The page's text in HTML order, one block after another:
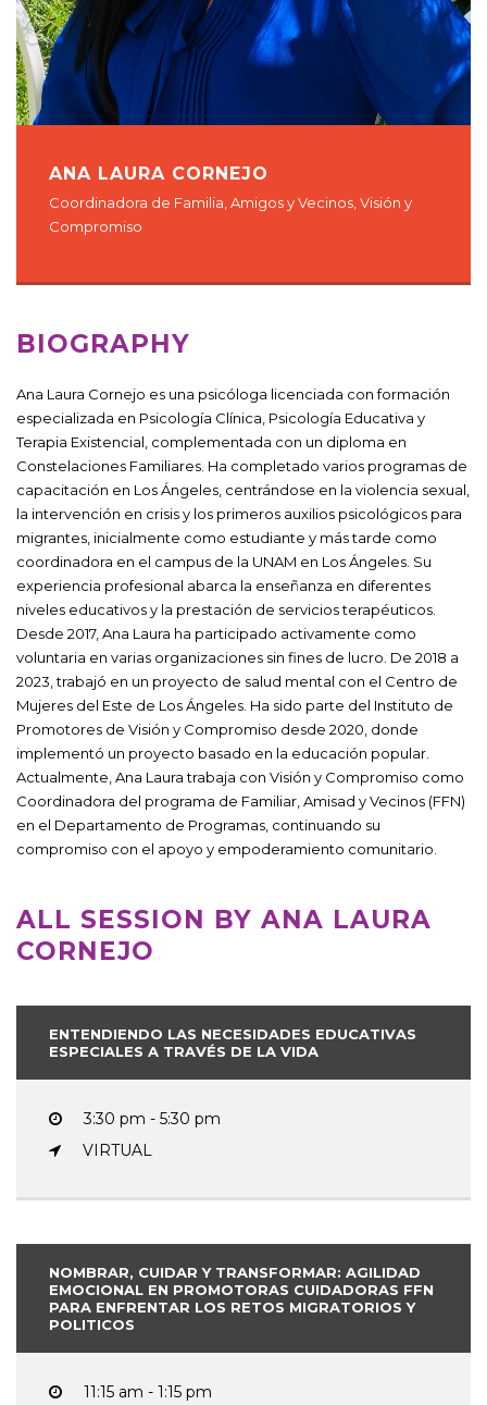
ANA LAURA CORNEJO
Coordinadora de Familia, Amigos y Vecinos, Visión y
Compromiso
BIOGRAPHY
Ana Laura Cornejo es una psicóloga licenciada con formación
especializada en Psicología Clínica, Psicología Educativa y
Terapia Existencial, complementada con un diploma en
Constelaciones Familiares. Ha completado varios programas de
capacitación en Los Ángeles, centrándose en la violencia sexual,
la intervención en crisis y los primeros auxilios psicológicos para
migrantes, inicialmente como estudiante y más tarde como
coordinadora en el campus de la UNAM en Los Ángeles. Su
experiencia profesional abarca la enseñanza en diferentes
niveles educativos y la prestación de servicios terapéuticos.
Desde 2017, Ana Laura ha participado activamente como
voluntaria en varias organizaciones sin fines de lucro. De 2018 a
2023, trabajó en un proyecto de salud mental con el Centro de
Mujeres del Este de Los Ángeles. Ha sido parte del Instituto de
Promotores de Visión y Compromiso desde 2020, donde
implementó un proyecto basado en la educación popular.
Actualmente, Ana Laura trabaja con Visión y Compromiso como
Coordinadora del programa de Familiar, Amisad y Vecinos (FFN)
en el Departamento de Programas, continuando su
compromiso con el apoyo y empoderamiento comunitario.
ALL SESSION BY ANA LAURA
CORNEJO
ENTENDIENDO LAS NECESIDADES EDUCATIVAS
ESPECIALES A TRAVÉS DE LA VIDA
3:30 pm - 5:30 pm
VIRTUAL
NOMBRAR, CUIDAR Y TRANSFORMAR: AGILIDAD
EMOCIONAL EN PROMOTORAS CUIDADORAS FFN
PARA ENFRENTAR LOS RETOS MIGRATORIOS Y
POLITICOS
11:15 am - 1:15 pm